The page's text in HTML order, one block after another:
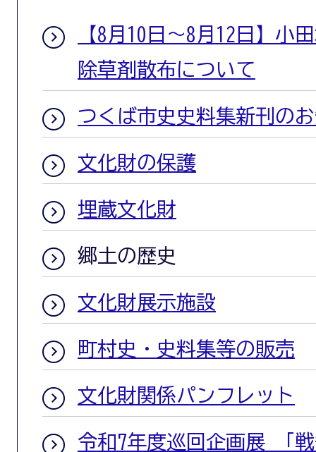
【8月10日～8月12日】小
除草剤散布について
つくば市史史料集新刊の
文化財の保護
埋蔵文化財
郷土の歴史
文化財展示施設
町村史・史料集等の販売
文化財関係パンフレット
令和7年度巡回企画展 「